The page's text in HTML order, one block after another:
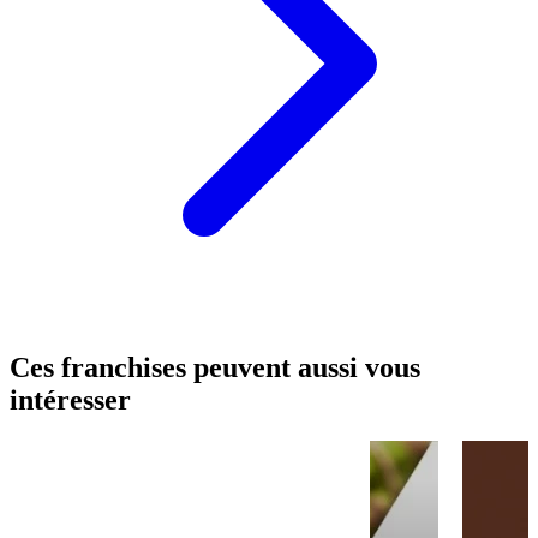
Ces franchises peuvent aussi vous
intéresser